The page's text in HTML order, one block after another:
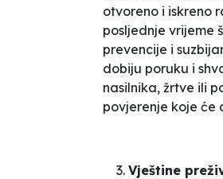
otvoreno i iskreno
posljednje vrijeme
prevencije i
dobiju poruku i
nasilnika, žrtve ili
povjerenje koje će
Vještine